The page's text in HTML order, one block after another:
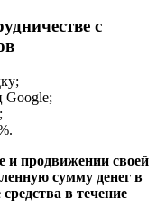
с
Google;
и продвижении своей
сумму денег в
в течение